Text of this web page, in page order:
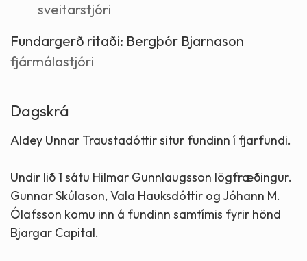
sveitarstjóri
Fundargerð ritaði: Bergþór Bjarnason
fjármálastjóri
Dagskrá
Aldey Unnar Traustadóttir situr fundinn í fjarfundi.
Undir lið 1 sátu Hilmar Gunnlaugsson lögfræðingur.
Gunnar Skúlason, Vala Hauksdóttir og Jóhann M.
Ólafsson komu inn á fundinn samtímis fyrir hönd
Bjargar Capital.